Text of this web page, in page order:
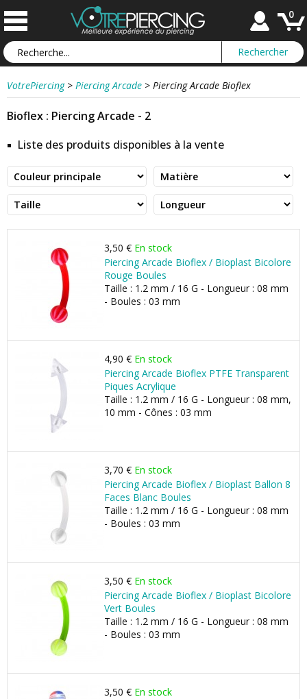
0
VotrePiercing > Piercing Arcade > Piercing Arcade Bioflex
Bioflex : Piercing Arcade - 2
Liste des produits disponibles à la vente
3,50 € En stock
Piercing Arcade Bioflex / Bioplast Bicolore
Rouge Boules
Taille : 1.2 mm / 16 G - Longueur : 08 mm
- Boules : 03 mm
4,90 € En stock
Piercing Arcade Bioflex PTFE Transparent
Piques Acrylique
Taille : 1.2 mm / 16 G - Longueur : 08 mm,
10 mm - Cônes : 03 mm
3,70 € En stock
Piercing Arcade Bioflex / Bioplast Ballon 8
Faces Blanc Boules
Taille : 1.2 mm / 16 G - Longueur : 08 mm
- Boules : 03 mm
3,50 € En stock
Piercing Arcade Bioflex / Bioplast Bicolore
Vert Boules
Taille : 1.2 mm / 16 G - Longueur : 08 mm
- Boules : 03 mm
3,50 € En stock